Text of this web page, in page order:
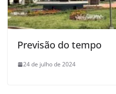
Previsão do tempo
24 de julho de 2024